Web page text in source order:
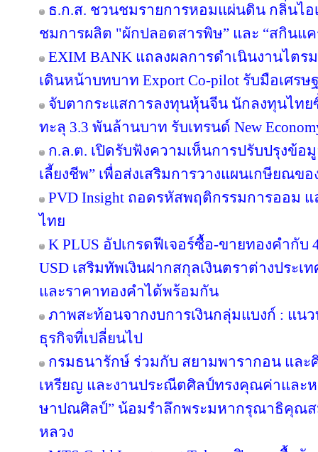
ธ.ก.ส. ชวนชมรายการหอมแผ่นดิน กลิ่นไ
ชมการผลิต "ผักปลอดสารพิษ” และ “สกินแ
EXIM BANK แถลงผลการดำเนินงานไตร
เดินหน้าบทบาท Export Co-pilot รับมือเศรษ
จับตากระแสการลงทุนหุ้นจีน นักลงทุนไทยซื้
ทะลุ 3.3 พันล้านบาท รับเทรนด์ New
ก.ล.ต. เปิดรับฟังความเห็นการปรับปรุงข้อ
เลี้ยงชีพ” เพื่อส่งเสริมการวางแผนเกษียณข
PVD Insight ถอดรหัสพฤติกรรมการออม
ไทย
K PLUS อัปเกรดฟีเจอร์ซื้อ-ขายทองคำกับ
USD เสริมทัพเงินฝากสกุลเงินตราต่างประเ
และราคาทองคำได้พร้อมกัน
ภาพสะท้อนจากงบการเงินกลุ่มแบงก์ : แ
ธุรกิจที่เปลี่ยนไป
กรมธนารักษ์ ร่วมกับ สยามพารากอน แล
เหรียญ และงานประณีตศิลป์ทรงคุณค่าและ
ษาปณศิลป์” น้อมรำลึกพระมหากรุณาธิคุณ
หลวง